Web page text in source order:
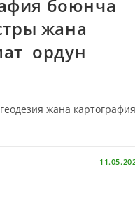
боюнча
жана
ордун
жана картография